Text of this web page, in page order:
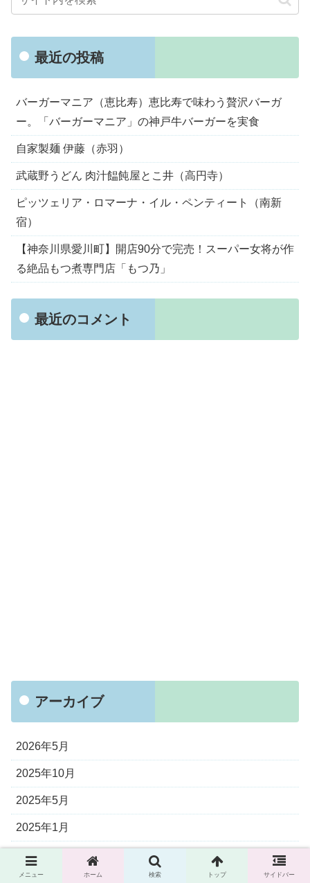
最近の投稿
バーガーマニア（恵比寿）恵比寿で味わう贅沢バーガ
ー。「バーガーマニア」の神戸牛バーガーを実食
自家製麺 伊藤（赤羽）
武蔵野うどん 肉汁饂飩屋とこ井（高円寺）
ピッツェリア・ロマーナ・イル・ペンティート（南新
宿）
【神奈川県愛川町】開店90分で完売！スーパー女将が作
る絶品もつ煮専門店「もつ乃」
最近のコメント
アーカイブ
2026年5月
2025年10月
2025年5月
2025年1月
2024年11月
メニュー ホーム 検索 トップ サイドバー